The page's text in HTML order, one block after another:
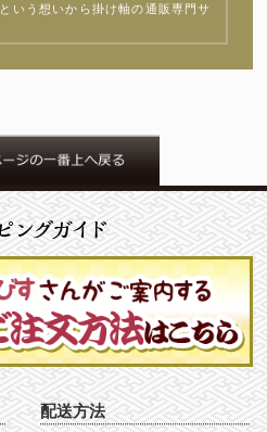
いう想いから掛け軸の通販専門サ
配送方法